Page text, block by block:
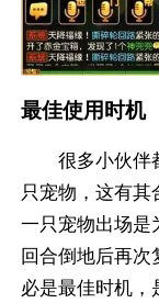
最佳使用时机
很多小伙伴
只宠物，这有
一只宠物出场是
回合倒地后再
必是最佳时机，